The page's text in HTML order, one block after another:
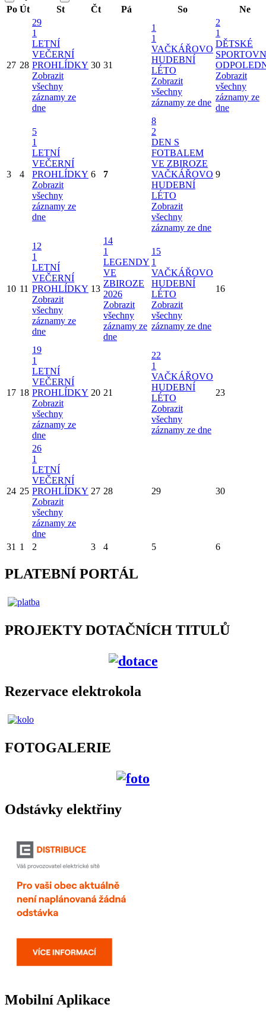
Po Út St Čt Pá So Ne
27 28
29
1
LETNÍ
VEČERNÍ
PROHLÍDKY
Zobrazit
všechny
záznamy ze
dne
30 31
1
1
VAČKÁŘOVO
HUDEBNÍ
LÉTO
Zobrazit
všechny
záznamy ze dne
2
1
DĚTSKÉ
Zobrazit
všechny
záznamy ze
dne
3 4
5
1
LETNÍ
VEČERNÍ
PROHLÍDKY
Zobrazit
všechny
záznamy ze
dne
6 7
8
2
DEN S
FOTBALEM
VE ZBIROZE
VAČKÁŘOVO
HUDEBNÍ
LÉTO
Zobrazit
všechny
záznamy ze dne
9
10 11
12
1
LETNÍ
VEČERNÍ
PROHLÍDKY
Zobrazit
všechny
záznamy ze
dne
13
14
1
LEGENDY
VE
ZBIROZE
2026
Zobrazit
všechny
záznamy ze
dne
15
1
VAČKÁŘOVO
HUDEBNÍ
LÉTO
Zobrazit
všechny
záznamy ze dne
16
17 18
19
1
LETNÍ
VEČERNÍ
PROHLÍDKY
Zobrazit
všechny
záznamy ze
dne
20 21
22
1
VAČKÁŘOVO
HUDEBNÍ
LÉTO
Zobrazit
všechny
záznamy ze dne
23
24 25
26
1
LETNÍ
VEČERNÍ
PROHLÍDKY
Zobrazit
všechny
záznamy ze
dne
27 28 29 30
31 1 2 3 4 5 6
PLATEBNÍ PORTÁL
PROJEKTY DOTAČNÍCH TITULŮ
Rezervace elektrokola
FOTOGALERIE
Odstávky elektřiny
Mobilní Aplikace